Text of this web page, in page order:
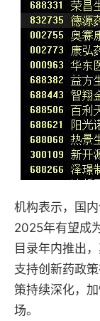
机构表示，国
2025年有望成
目录年内推出
支持创新药政
策持续深化，
场。